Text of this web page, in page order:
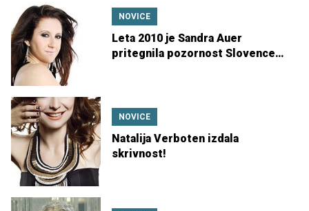
NOVICE
Leta 2010 je Sandra Auer
pritegnila pozornost Slovencev,
NOVICE
Natalija Verboten izdala
skrivnost!